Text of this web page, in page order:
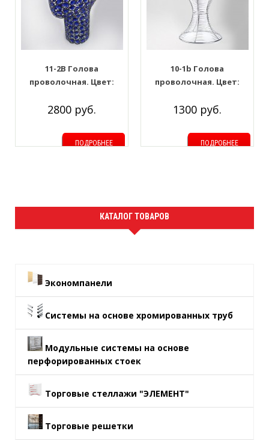
11-2B Голова
проволочная. Цвет:
стекло
2800 руб.
ПОДРОБНЕЕ
10-1b Голова
проволочная. Цвет:
1300 руб.
ПОДРОБНЕЕ
КАТАЛОГ ТОВАРОВ
Экономпанели
Системы на основе хромированных труб
Модульные системы на основе
перфорированных стоек
Торговые стеллажи "ЭЛЕМЕНТ"
Торговые решетки